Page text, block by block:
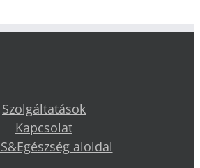
Szolgáltatások
Kapcsolat
aloldal